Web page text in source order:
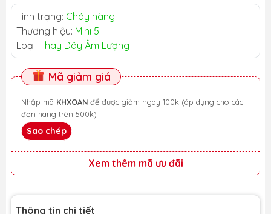
Tình trạng: Cháy hàng
Thương hiệu: Mini 5
Loại: Thay Dây Âm Lượng
Mã giảm giá
Nhập mã KHXOAN
đơn hàng trên 500k)
Sao chép
Xem thêm mã ưu đãi
Thông tin chi tiết